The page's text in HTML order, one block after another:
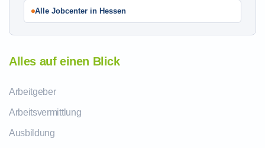
Alle Jobcenter in Hessen
Alles auf einen Blick
Arbeitgeber
Arbeitsvermittlung
Ausbildung